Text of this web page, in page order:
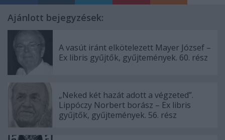
Ajánlott bejegyzések:
A vasút iránt elkötelezett Mayer József –
Ex libris gyűjtők, gyűjtemények. 60. rész
„Neked két hazát adott a végzeted”.
Lippóczy Norbert borász – Ex libris
gyűjtők, gyűjtemények. 56. rész